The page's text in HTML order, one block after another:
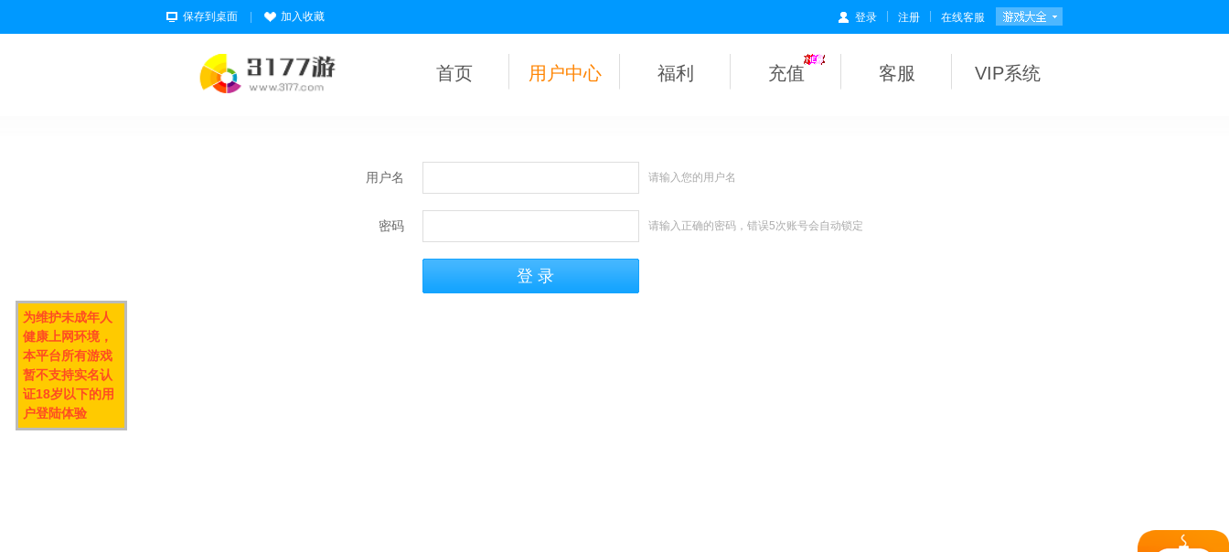
保存到桌面 加入收藏 登录 注册 在线客服
首页 用户中心 福利 充值 客服 VIP系统
用户名 请输入您的用户名
密码 请输入正确的密码，错误5次账号会自动锁定
为维护未成年人
健康上网环境，
本平台所有游戏
暂不支持实名认
证18岁以下的用
户登陆体验